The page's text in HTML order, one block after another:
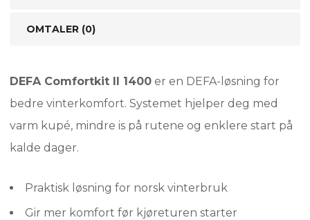
OMTALER (0)
DEFA Comfortkit II 1400 er en DEFA-løsning for
bedre vinterkomfort. Systemet hjelper deg med
varm kupé, mindre is på rutene og enklere start på
kalde dager.
Praktisk løsning for norsk vinterbruk
Gir mer komfort før kjøreturen starter